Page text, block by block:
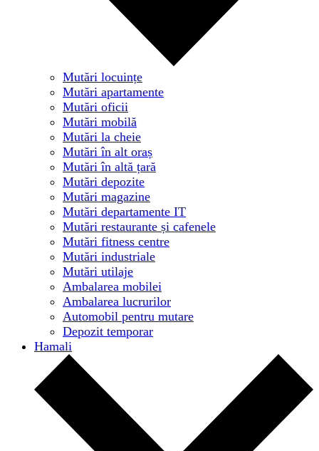
Mutări locuințe
Mutări apartamente
Mutări oficii
Mutări mobilă
Mutări la cheie
Mutări în alt oraș
Mutări în altă țară
Mutări depozite
Mutări magazine
Mutări departamente IT
Mutări restaurante și cafenele
Mutări fitness centre
Mutări industriale
Mutări utilaje
Ambalarea mobilei
Ambalarea lucrurilor
Automobil pentru mutare
Depozit temporar
Hamali